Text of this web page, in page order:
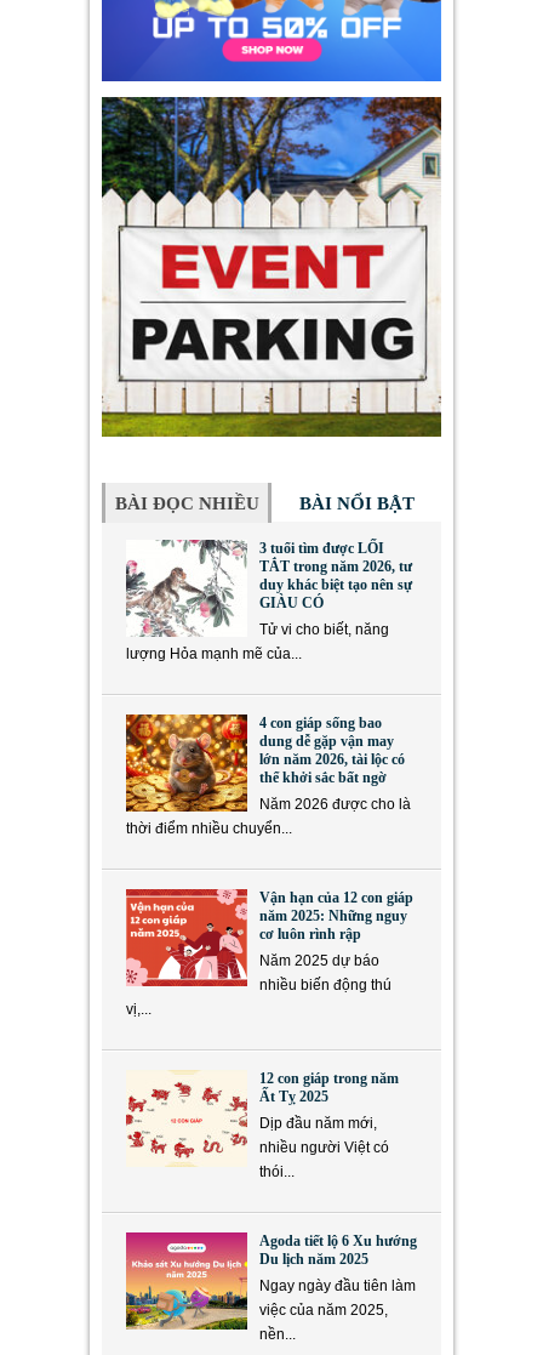
BÀI ĐỌC NHIỀU BÀI NỔI BẬT
3 tuổi tìm được LỐI
TẮT trong năm 2026, tư
duy khác biệt tạo nên sự
GIÀU CÓ
Tử vi cho biết, năng
lượng Hỏa mạnh mẽ của...
4 con giáp sống bao
dung dễ gặp vận may
lớn năm 2026, tài lộc có
thể khởi sắc bất ngờ
Năm 2026 được cho là
thời điểm nhiều chuyển...
Vận hạn của 12 con giáp
năm 2025: Những nguy
cơ luôn rình rập
Năm 2025 dự báo
nhiều biến động thú
vị,...
12 con giáp trong năm
Ất Tỵ 2025
Dịp đầu năm mới,
nhiều người Việt có
thói...
Agoda tiết lộ 6 Xu hướng
Du lịch năm 2025
Ngay ngày đầu tiên làm
việc của năm 2025,
nền...